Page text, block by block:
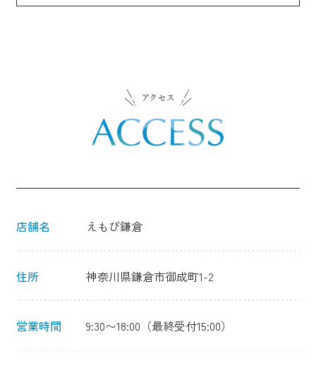
店舗名 えもび鎌倉
住所 神奈川県鎌倉市御成町1-2
営業時間 9:30〜18:00（最終受付15:00）